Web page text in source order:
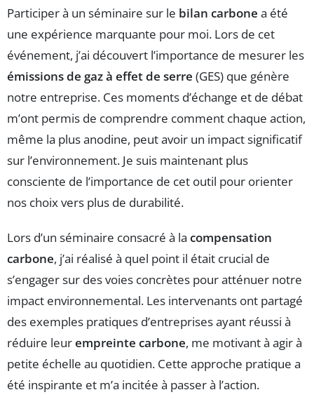
Participer à un séminaire sur le bilan carbone a été
une expérience marquante pour moi. Lors de cet
événement, j’ai découvert l’importance de mesurer les
émissions de gaz à effet de serre (GES) que génère
notre entreprise. Ces moments d’échange et de débat
m’ont permis de comprendre comment chaque action,
même la plus anodine, peut avoir un impact significatif
sur l’environnement. Je suis maintenant plus
consciente de l’importance de cet outil pour orienter
nos choix vers plus de durabilité.
Lors d’un séminaire consacré à la compensation
carbone, j’ai réalisé à quel point il était crucial de
s’engager sur des voies concrètes pour atténuer notre
impact environnemental. Les intervenants ont partagé
des exemples pratiques d’entreprises ayant réussi à
réduire leurempreinte carbone, me motivant à agir à
petite échelle au quotidien. Cette approche pratique a
été inspirante et m’a incitée à passer à l’action.